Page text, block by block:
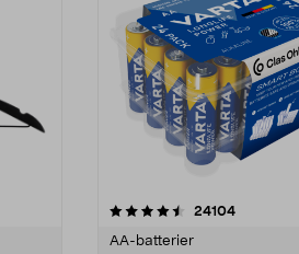
24104
AA-batterier
4.5av 5 stjerner